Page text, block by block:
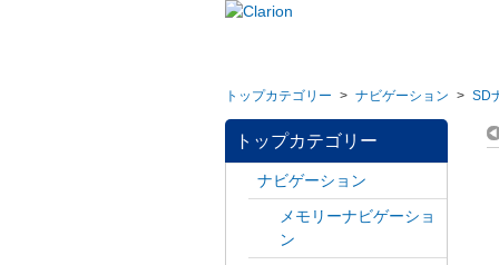
トップカテゴリー > ナビゲーション > SD
トップカテゴリー
ナビゲーション
メモリーナビゲーショ
ン